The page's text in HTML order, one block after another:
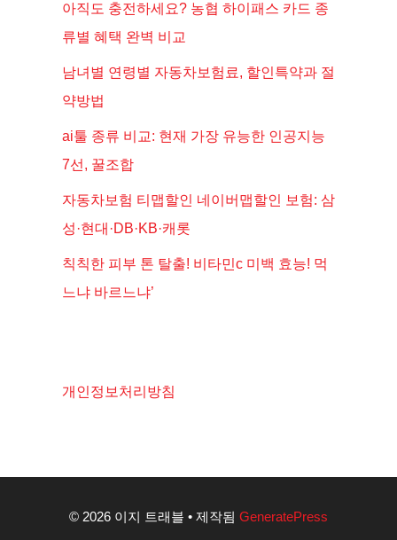
아직도 충전하세요? 농협 하이패스 카드 종
류별 혜택 완벽 비교
남녀별 연령별 자동차보험료, 할인특약과 절
약방법
ai툴 종류 비교: 현재 가장 유능한 인공지능
7선, 꿀조합
자동차보험 티맵할인 네이버맵할인 보험: 삼
성·현대·DB·KB·캐롯
칙칙한 피부 톤 탈출! 비타민c 미백 효능! 먹
느냐 바르느냐’
개인정보처리방침
© 2026 이지 트래블 • 제작됨 GeneratePress